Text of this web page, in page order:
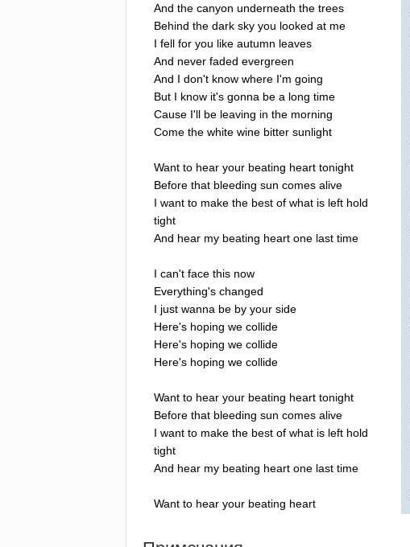
And the canyon underneath the trees
Behind the dark sky you looked at me
I fell for you like autumn leaves
And never faded evergreen
And I don't know where I'm going
But I know it's gonna be a long time
Cause I'll be leaving in the morning
Come the white wine bitter sunlight
Want to hear your beating heart tonight
Before that bleeding sun comes alive
I want to make the best of what is left hold
tight
And hear my beating heart one last time
I can't face this now
Everything's changed
I just wanna be by your side
Here's hoping we collide
Here's hoping we collide
Here's hoping we collide
Want to hear your beating heart tonight
Before that bleeding sun comes alive
I want to make the best of what is left hold
tight
And hear my beating heart one last time
Want to hear your beating heart